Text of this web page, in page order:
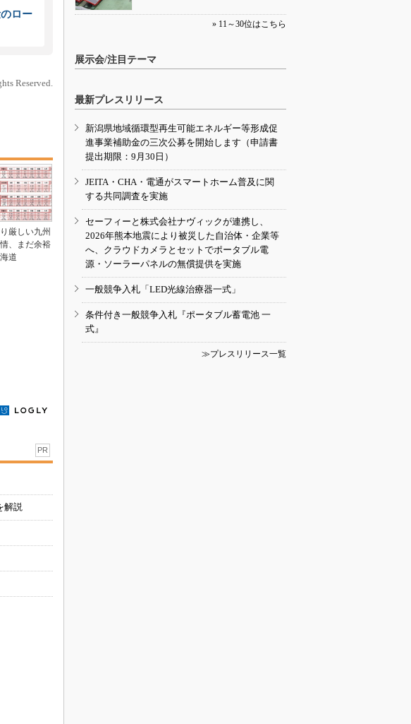
ロー
Reserved.
厳しい九州
、まだ余裕
道
PR
解説
» 11～30位はこちら
展示会/注目テーマ
最新プレスリリース
新潟県地域循環型再生可能エネルギー等形成促
進事業補助金の三次公募を開始します（申請書
提出期限：9月30日）
JEITA・CHA・電通がスマートホーム普及に関
する共同調査を実施
セーフィーと株式会社ナヴィックが連携し、
2026年熊本地震により被災した自治体・企業等
へ、クラウドカメラとセットでポータブル電
源・ソーラーパネルの無償提供を実施
一般競争入札「LED光線治療器一式」
条件付き一般競争入札『ポータブル蓄電池 一
式』
≫プレスリリース一覧